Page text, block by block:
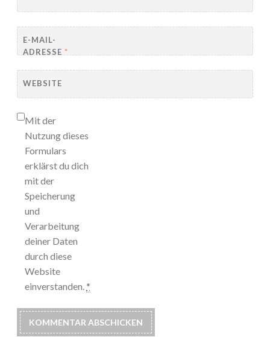
E-MAIL-
ADRESSE *
WEBSITE
Mit der
Nutzung dieses
Formulars
erklärst du dich
mit der
Speicherung
und
Verarbeitung
deiner Daten
durch diese
Website
einverstanden. *